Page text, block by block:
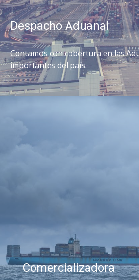
Despacho Aduanal
Contamos con cobertura en las
importantes del país.
Comercializadora